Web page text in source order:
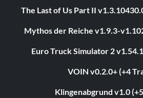
The Last of Us Part II
Mythos der Reiche v1.9.3-
Euro Truck Simulator 2
VOIN v0.2.0+ (+4
Klingenabgrund v1.0